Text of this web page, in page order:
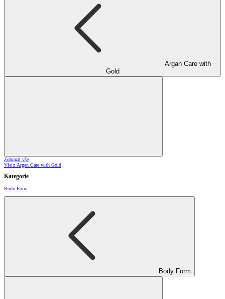
Argan Care with
Gold
Zobrazit vše
Vše z Argan Care with Gold
Kategorie
Body Form
Body Form